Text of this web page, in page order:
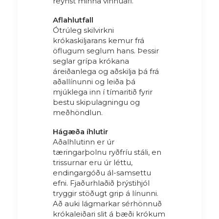
Aflahlutfall
Ótrúleg skilvirkni
krókaskiljarans kemur frá
öflugum seglum hans. Þessir
seglar grípa krókana
áreiðanlega og aðskilja þá frá
aðallínunni og leiða þá
mjúklega inn í tímaritið fyrir
bestu skipulagningu og
meðhöndlun.
Hágæða íhlutir
Aðalhlutinn er úr
tæringarþolnu ryðfríu stáli, en
trissurnar eru úr léttu,
endingargóðu ál-samsettu
efni. Fjaðurhlaðið þrýstihjól
tryggir stöðugt grip á línunni.
Að auki lágmarkar sérhönnuð
krókaleiðari slit á bæði krókum